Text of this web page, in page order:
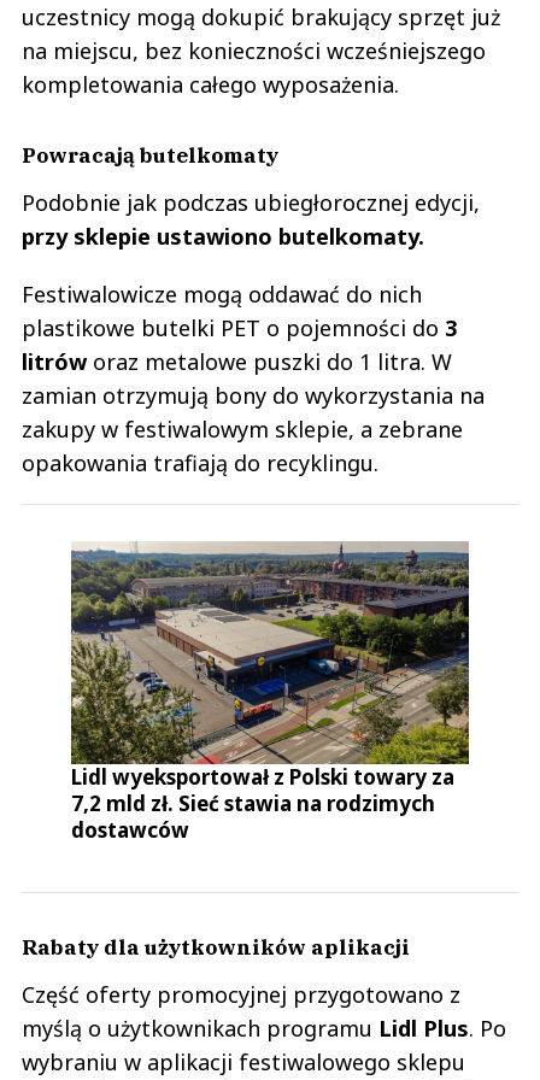
uczestnicy mogą dokupić brakujący sprzęt już
na miejscu, bez konieczności wcześniejszego
kompletowania całego wyposażenia.
Powracają butelkomaty
Podobnie jak podczas ubiegłorocznej edycji,
przy sklepie ustawiono butelkomaty.
Festiwalowicze mogą oddawać do nich
plastikowe butelki PET o pojemności do 3
litróworaz metalowe puszki do 1 litra. W
zamian otrzymują bony do wykorzystania na
zakupy w festiwalowym sklepie, a zebrane
opakowania trafiają do recyklingu.
Lidl wyeksportował z Polski towary za
7,2 mld zł. Sieć stawia na rodzimych
dostawców
Rabaty dla użytkowników aplikacji
Część oferty promocyjnej przygotowano z
myślą o użytkownikach programu Lidl Plus. Po
wybraniu w aplikacji festiwalowego sklepu